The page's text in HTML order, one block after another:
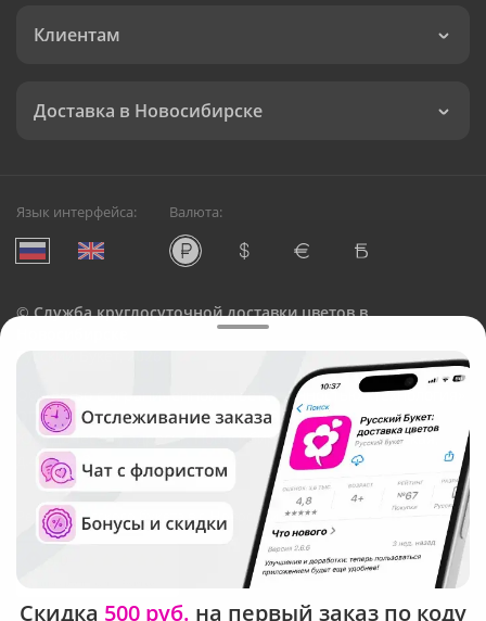
Клиентам
Доставка в Новосибирске
Язык интерфейса: Валюта:
©Служба круглосуточной доставки цветов в
Русский Букет, 2026
Общество с ограниченной ответственностью «Технология»
ОГРН: 1195476081745, ИНН: 5410081997
Юридический адрес: г. Новосибирск, ул. Ипподромская,
д.42, оф. 3
Рейтинг Русского букета в г. Новосибирск
Скидка 500 руб. на первый заказ по коду